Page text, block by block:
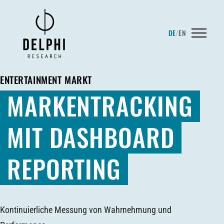
DE/EN
ENTERTAINMENT MARKT
MARKENTRACKING
MIT DASHBOARD
REPORTING
Kontinuierliche Messung von Wahrnehmung und